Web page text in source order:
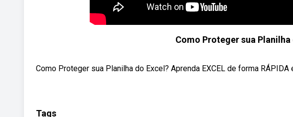
Como Proteger sua Planilha
Como Proteger sua Planilha do Excel? Aprenda EXCEL de forma
Tags